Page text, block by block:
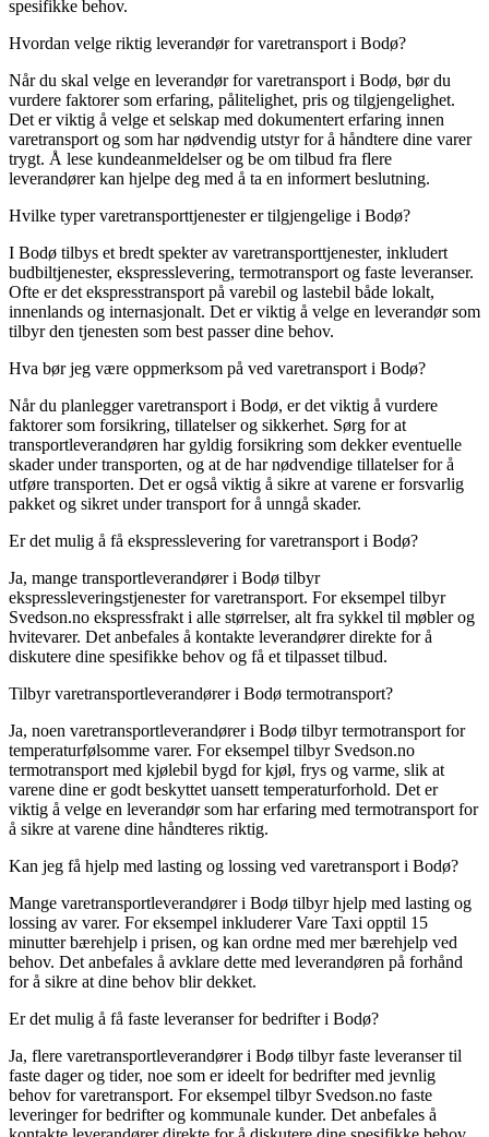
spesifikke behov.
Hvordan velge riktig leverandør for varetransport i Bodø?
Når du skal velge en leverandør for varetransport i Bodø, bør du
vurdere faktorer som erfaring, pålitelighet, pris og tilgjengelighet.
Det er viktig å velge et selskap med dokumentert erfaring innen
varetransport og som har nødvendig utstyr for å håndtere dine varer
trygt. Å lese kundeanmeldelser og be om tilbud fra flere
leverandører kan hjelpe deg med å ta en informert beslutning.
Hvilke typer varetransporttjenester er tilgjengelige i Bodø?
I Bodø tilbys et bredt spekter av varetransporttjenester, inkludert
budbiltjenester, ekspresslevering, termotransport og faste leveranser.
Ofte er det ekspresstransport på varebil og lastebil både lokalt,
innenlands og internasjonalt. Det er viktig å velge en leverandør som
tilbyr den tjenesten som best passer dine behov.
Hva bør jeg være oppmerksom på ved varetransport i Bodø?
Når du planlegger varetransport i Bodø, er det viktig å vurdere
faktorer som forsikring, tillatelser og sikkerhet. Sørg for at
transportleverandøren har gyldig forsikring som dekker eventuelle
skader under transporten, og at de har nødvendige tillatelser for å
utføre transporten. Det er også viktig å sikre at varene er forsvarlig
pakket og sikret under transport for å unngå skader.
Er det mulig å få ekspresslevering for varetransport i Bodø?
Ja, mange transportleverandører i Bodø tilbyr
ekspressleveringstjenester for varetransport. For eksempel tilbyr
Svedson.no ekspressfrakt i alle størrelser, alt fra sykkel til møbler og
hvitevarer. Det anbefales å kontakte leverandører direkte for å
diskutere dine spesifikke behov og få et tilpasset tilbud.
Tilbyr varetransportleverandører i Bodø termotransport?
Ja, noen varetransportleverandører i Bodø tilbyr termotransport for
temperaturfølsomme varer. For eksempel tilbyr Svedson.no
termotransport med kjølebil bygd for kjøl, frys og varme, slik at
varene dine er godt beskyttet uansett temperaturforhold. Det er
viktig å velge en leverandør som har erfaring med termotransport for
å sikre at varene dine håndteres riktig.
Kan jeg få hjelp med lasting og lossing ved varetransport i Bodø?
Mange varetransportleverandører i Bodø tilbyr hjelp med lasting og
lossing av varer. For eksempel inkluderer Vare Taxi opptil 15
minutter bærehjelp i prisen, og kan ordne med mer bærehjelp ved
behov. Det anbefales å avklare dette med leverandøren på forhånd
for å sikre at dine behov blir dekket.
Er det mulig å få faste leveranser for bedrifter i Bodø?
Ja, flere varetransportleverandører i Bodø tilbyr faste leveranser til
faste dager og tider, noe som er ideelt for bedrifter med jevnlig
behov for varetransport. For eksempel tilbyr Svedson.no faste
leveringer for bedrifter og kommunale kunder. Det anbefales å